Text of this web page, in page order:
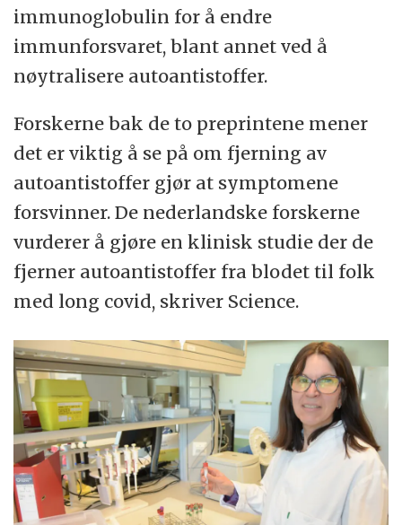
immunoglobulin for å endre
immunforsvaret, blant annet ved å
nøytralisere autoantistoffer.
Forskerne bak de to preprintene mener
det er viktig å se på om fjerning av
autoantistoffer gjør at symptomene
forsvinner. De nederlandske forskerne
vurderer å gjøre en klinisk studie der de
fjerner autoantistoffer fra blodet til folk
med long covid, skriver Science.